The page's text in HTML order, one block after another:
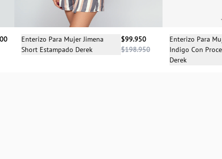
Selecciona una talla
XS S
Enterizo Para Mujer Jimena
Short Estampado Derek
$99.950
$198.950
Enterizo Para
Indigo Con
Derek